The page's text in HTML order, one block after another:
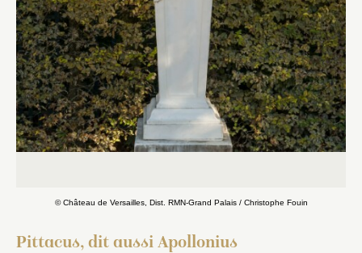
© Château de Versailles, Dist. RMN-Grand Palais / Christophe Fouin
Pittacus, dit aussi Apollonius